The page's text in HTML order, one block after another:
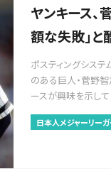
ヤンキース
額な失敗」
ポスティングシス
のある巨人・菅野智
ースが興味を示し
日本人メジャーリー